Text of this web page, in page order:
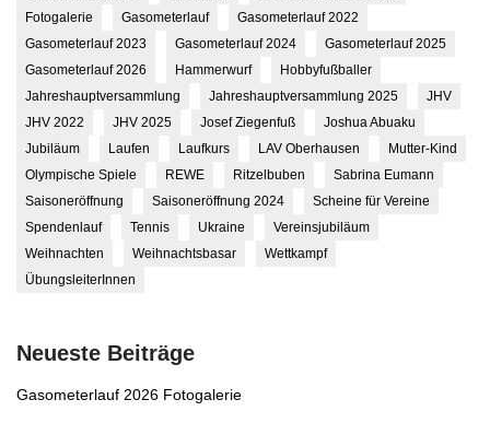
Fotogalerie
Gasometerlauf
Gasometerlauf 2022
Gasometerlauf 2023
Gasometerlauf 2024
Gasometerlauf 2025
Gasometerlauf 2026
Hammerwurf
Hobbyfußballer
Jahreshauptversammlung
Jahreshauptversammlung 2025
JHV
JHV 2022
JHV 2025 Josef Ziegenfuß
Joshua Abuaku
Jubiläum
Laufen Laufkurs LAV Oberhausen
Mutter-Kind
Olympische Spiele
REWE Ritzelbuben
Sabrina Eumann
Saisoneröffnung
Saisoneröffnung 2024
Scheine für Vereine
Spendenlauf
Tennis Ukraine
Vereinsjubiläum
Weihnachten
Weihnachtsbasar
Wettkampf
ÜbungsleiterInnen
Neueste Beiträge
Gasometerlauf 2026 Fotogalerie